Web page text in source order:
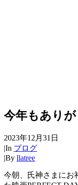
今年もありが
2023年12月31日
|In ブログ
|By llatree
今朝、氏神さまにお